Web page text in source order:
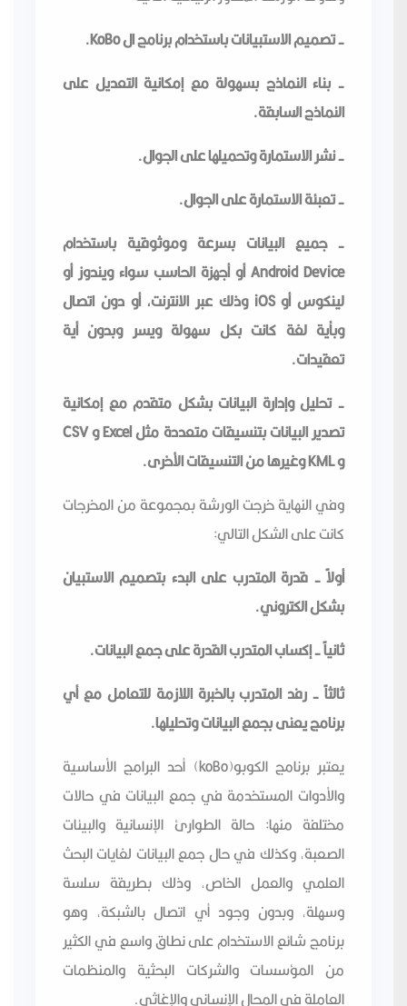
- تصميم الاستبيانات باستخدام برنامج ال KoBo.
- بناء النماذج بسهولة مع إمكانية التعديل على
النماذج السابقة.
- نشر الاستمارة وتحميلها على الجوال.
- تعبئة الاستمارة على الجوال.
- جميع البيانات بسرعة وموثوقية باستخدام
Android Device أو أجهزة الحاسب سواء ويندوز أو
لينكوس أو iOS وذلك عبر الانترنت, أو دون اتصال
وبأية لغة كانت بكل سهولة ويسر وبدون أية
تعقيدات.
- تحليل وإدارة البيانات بشكل متقدم مع إمكانية
تصدير البيانات بتنسيقات متعددة مثل Excel و CSV
و KML وغيرها من التنسيقات الأخرى.
وفي النهاية خرجت الورشة بمجموعة من المخرجات
كانت على الشكل التالي:
أولاً - قدرة المتدرب على البدء بتصميم الاستبيان
بشكل الكتروني.
ثانياً - إكساب المتدرب القدرة على جمع البيانات.
ثالثاً - رفد المتدرب بالخبرة اللازمة للتعامل مع أي
برنامج يعنى بجمع البيانات وتحليلها.
يعتبر برنامج الكوبو(koBo) أحد البرامج الأساسية
والأدوات المستخدمة في جمع البيانات في حالات
مختلفة منها: حالة الطوارئ الإنسانية والبيئات
الصعبة, وكذلك في حال جمع البيانات لغايات البحث
العلمي والعمل الخاص, وذلك بطريقة سلسة
وسهلة, وبدون وجود أي اتصال بالشبكة, وهو
برنامج شائع الاستخدام على نطاق واسع في الكثير
من المؤسسات والشركات البحثية والمنظمات
العاملة في المجال الإنساني والإغاثي.